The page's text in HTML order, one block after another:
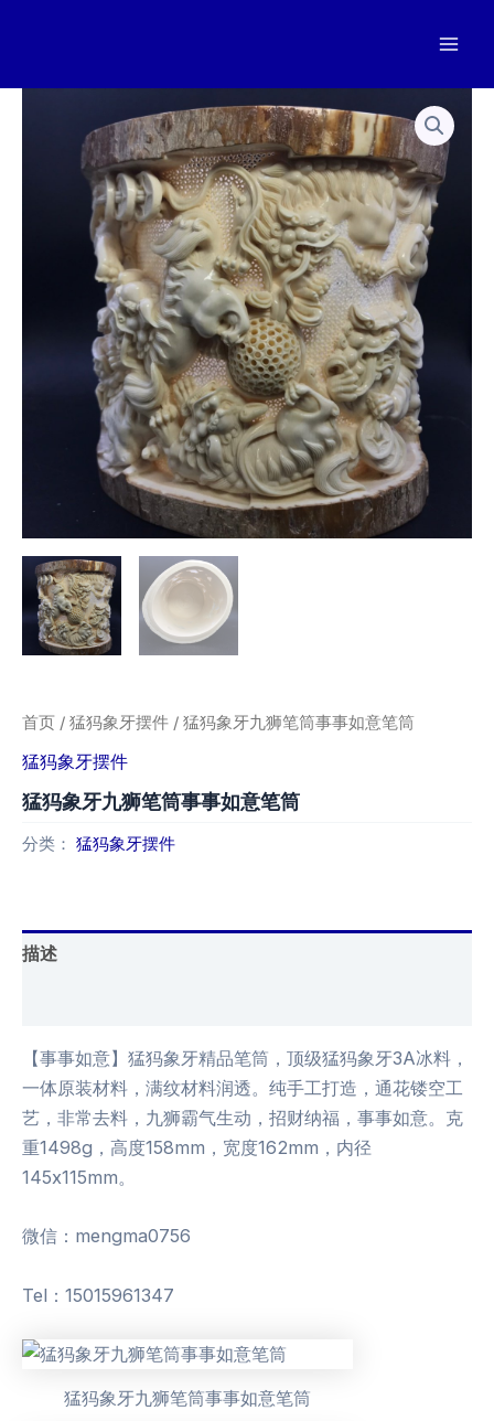
首页 / 猛犸象牙摆件 / 猛犸象牙九狮笔筒事事如意笔筒
猛犸象牙摆件
猛犸象牙九狮笔筒事事如意笔筒
分类： 猛犸象牙摆件
描述
【事事如意】猛犸象牙精品笔筒，顶级猛犸象牙3A冰料，
一体原装材料，满纹材料润透。纯手工打造，通花镂空工
艺，非常去料，九狮霸气生动，招财纳福，事事如意。克
重1498g，高度158mm，宽度162mm，内径
145x115mm。
微信：mengma0756
Tel：15015961347
猛犸象牙九狮笔筒事事如意笔筒